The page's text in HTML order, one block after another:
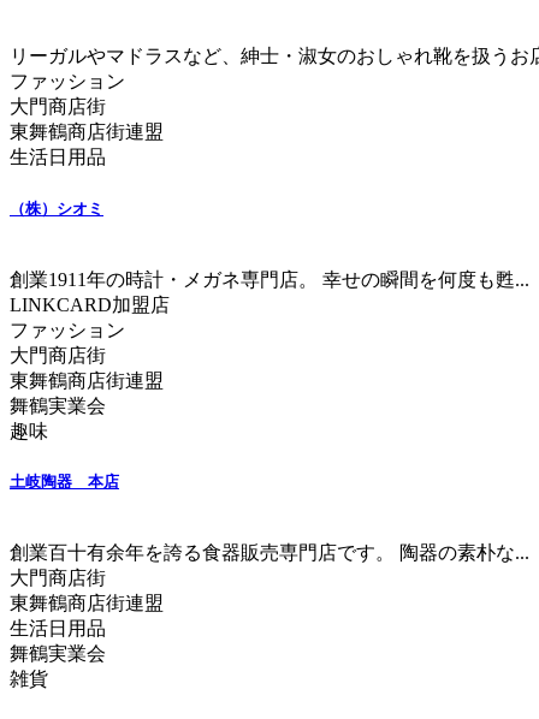
リーガルやマドラスなど、紳士・淑女のおしゃれ靴を扱うお
ファッション
大門商店街
東舞鶴商店街連盟
生活日用品
（株）シオミ
創業1911年の時計・メガネ専門店。 幸せの瞬間を何度も甦...
LINKCARD加盟店
ファッション
大門商店街
東舞鶴商店街連盟
舞鶴実業会
趣味
土岐陶器 本店
創業百十有余年を誇る食器販売専門店です。 陶器の素朴な...
大門商店街
東舞鶴商店街連盟
生活日用品
舞鶴実業会
雑貨